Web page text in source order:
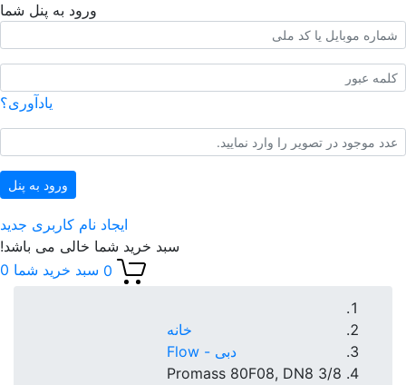
ورود به پنل شما
یادآوری؟
ورود به پنل
ایجاد نام کاربری جدید
سبد خرید شما خالی می باشد!
0 سبد خرید شما 0
خانه
دبی - Flow
Promass 80F08, DN8 3/8